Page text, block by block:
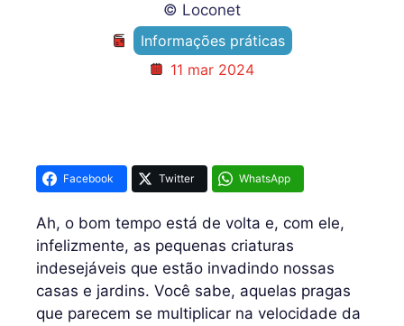
© Loconet
Informações práticas
11 mar 2024
Facebook Twitter WhatsApp
Ah, o bom tempo está de volta e, com ele,
infelizmente, as pequenas criaturas
indesejáveis que estão invadindo nossas
casas e jardins. Você sabe, aquelas pragas
que parecem se multiplicar na velocidade da